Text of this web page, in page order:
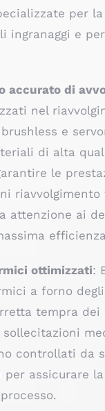
per
ingranaggi e
accurato di
nel
e
di alta
le
riavvolgimento
attenzione ai
ottimizzati:
a forno
tempra dei
controllati da
per assicurare